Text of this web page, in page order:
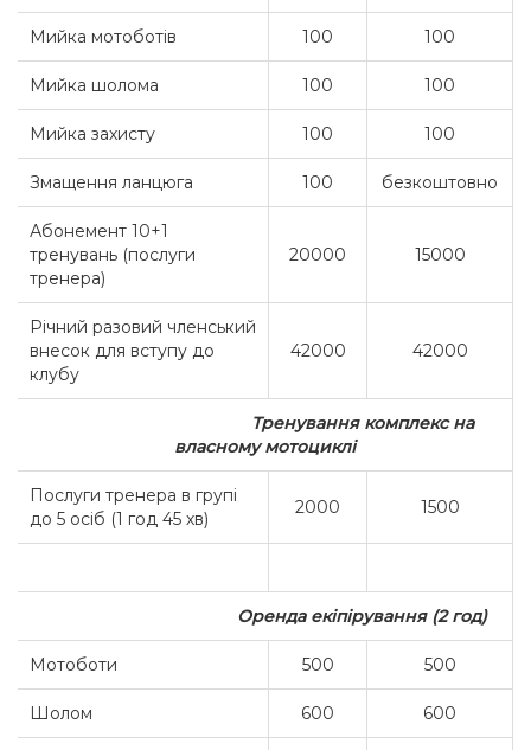
Мийка мотоботів 100 100
Мийка шолома 100 100
Мийка захисту 100 100
Змащення ланцюга 100 безкоштовно
Абонемент 10+1
тренувань (послуги
тренера)
20000 15000
Річний разовий членський
внесок для вступу до
клубу
42000 42000
Тренування комплекс на
власному мотоциклі
Послуги тренера в групі
до 5 осіб (1 год 45 хв)
2000 1500
Оренда екіпірування (2 год)
Мотоботи 500 500
Шолом 600 600